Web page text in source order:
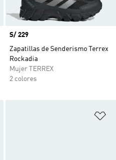
Precio
S/ 229
Zapatillas de Senderismo Terrex
Rockadia
Mujer TERREX
2 colores